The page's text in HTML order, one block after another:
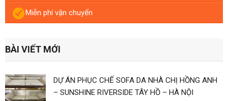
Miễn phí vận chuyển
BÀI VIẾT MỚI
DỰ ÁN PHỤC CHẾ SOFA DA NHÀ CHỊ HỒNG ANH
– SUNSHINE RIVERSIDE TÂY HỒ – HÀ NỘI